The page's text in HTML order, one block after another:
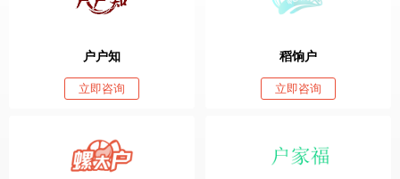
户户知
立即咨询
稻饷户
立即咨询